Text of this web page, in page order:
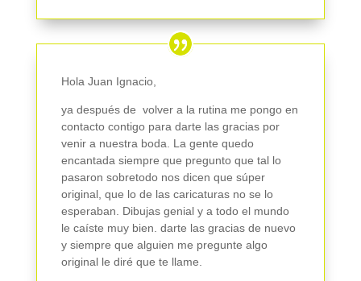
Hola Juan Ignacio,
ya después de volver a la rutina me pongo en
contacto contigo para darte las gracias por
venir a nuestra boda. La gente quedo
encantada siempre que pregunto que tal lo
pasaron sobretodo nos dicen que súper
original, que lo de las caricaturas no se lo
esperaban. Dibujas genial y a todo el mundo
le caíste muy bien. darte las gracias de nuevo
y siempre que alguien me pregunte algo
original le diré que te llame.